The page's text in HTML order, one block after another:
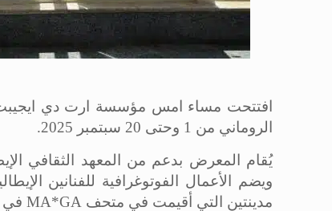
افتتحت مساء امس مؤسسة ارت دي
الروماني من 1 وحتى 20 سبتمبر 2025.
يُقام المعرض بدعم من المعهد الثقافي
ويضم الأعمال الفوتوغرافية للفنانين
مدينتين التي أقيمت في متحف MA*GA في جالاراتي – إيطاليا خلال يوليو 2025.